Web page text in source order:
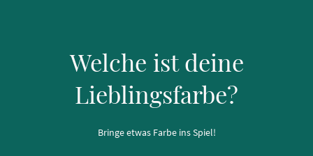
Welche ist deine
Lieblingsfarbe?
Bringe etwas Farbe ins Spiel!